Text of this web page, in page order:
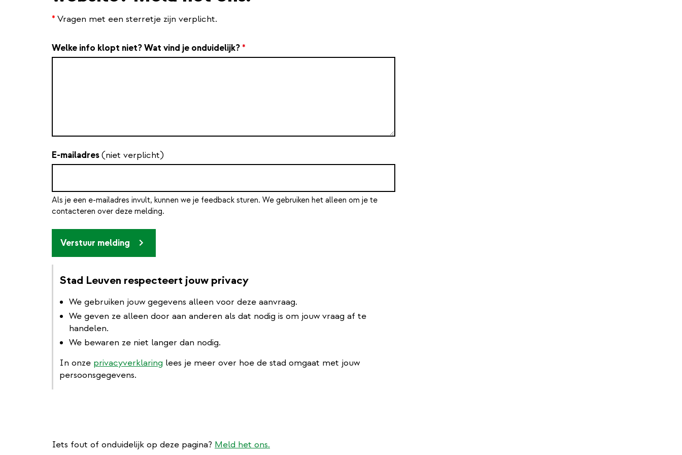
* Vragen met een sterretje zijn verplicht.
Welke info klopt niet? Wat vind je onduidelijk? *
E-mailadres(niet verplicht)
Als je een e-mailadres invult, kunnen we je feedback sturen. We gebruiken het alleen om je te
contacteren over deze melding.
Verstuur melding
Stad Leuven respecteert jouw privacy
We gebruiken jouw gegevens alleen voor deze aanvraag.
We geven ze alleen door aan anderen als dat nodig is om jouw vraag af te
handelen.
We bewaren ze niet langer dan nodig.
In onze privacyverklaring lees je meer over hoe de stad omgaat met jouw
persoonsgegevens.
Iets fout of onduidelijk op deze pagina? Meld het ons.